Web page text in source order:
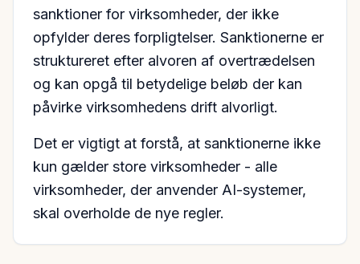
sanktioner for virksomheder, der ikke
opfylder deres forpligtelser. Sanktionerne er
struktureret efter alvoren af overtrædelsen
og kan opgå til betydelige beløb der kan
påvirke virksomhedens drift alvorligt.
Det er vigtigt at forstå, at sanktionerne ikke
kun gælder store virksomheder - alle
virksomheder, der anvender AI-systemer,
skal overholde de nye regler.